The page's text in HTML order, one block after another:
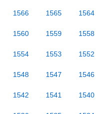
1566 1565 1564
1560 1559 1558
1554 1553 1552
1548 1547 1546
1542 1541 1540